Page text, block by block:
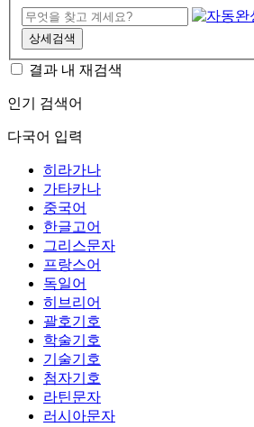
상세검색
결과 내 재검색
인기 검색어
다국어 입력
히라가나
가타카나
중국어
한글고어
그리스문자
프랑스어
독일어
히브리어
괄호기호
학술기호
기술기호
첨자기호
라틴문자
러시아문자